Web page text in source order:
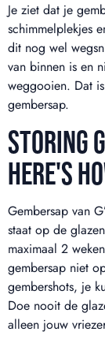
Je ziet dat je
schimmelplekjes
dit nog wel
van binnen is en
weggooien. Dat
gembersap.
STORING
HERE'S
Gembersap van
staat op de
maximaal 2
gembersap niet
gembershots, je
Doe nooit de
alleen jouw